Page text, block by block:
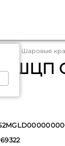
Шаровые